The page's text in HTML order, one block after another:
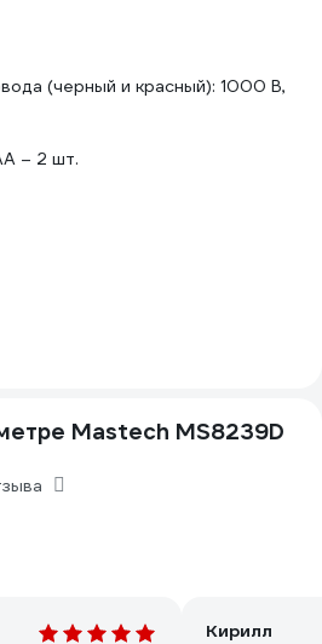
(черный и красный): 1000 В,
– 2 шт.
Mastech MS8239D
Кирилл